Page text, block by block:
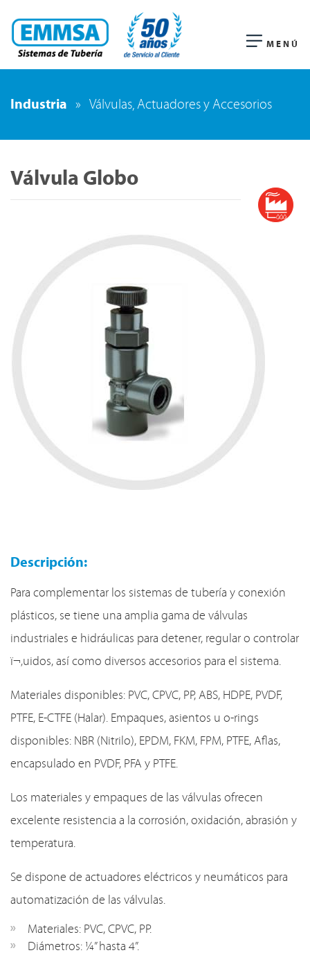
MENÚ
Industria » Válvulas, Actuadores y Accesorios
Válvula Globo
Descripción:
Para complementar los sistemas de tubería y conexión
plásticos, se tiene una amplia gama de válvulas
industriales e hidráulicas para detener, regular o controlar
ï¬‚uidos, así como diversos accesorios para el sistema.
Materiales disponibles: PVC, CPVC, PP, ABS, HDPE, PVDF,
PTFE, E-CTFE (Halar). Empaques, asientos u o-rings
disponibles: NBR (Nitrilo), EPDM, FKM, FPM, PTFE, Aflas,
encapsulado en PVDF, PFA y PTFE.
Los materiales y empaques de las válvulas ofrecen
excelente resistencia a la corrosión, oxidación, abrasión y
temperatura.
Se dispone de actuadores eléctricos y neumáticos para
automatización de las válvulas.
Materiales: PVC, CPVC, PP.
Diámetros: ¼” hasta 4”.